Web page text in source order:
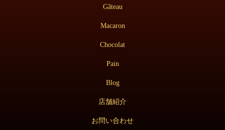
Gâteau
Macaron
Chocolat
Pain
Blog
店舗紹介
お問い合わせ